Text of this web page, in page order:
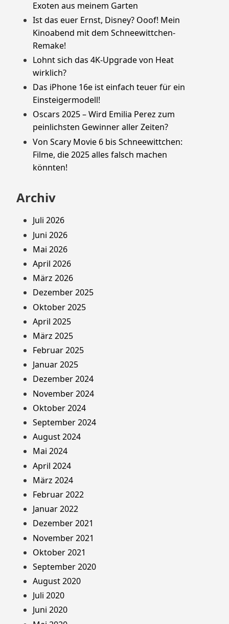
Exoten aus meinem Garten
Ist das euer Ernst, Disney? Ooof! Mein
Kinoabend mit dem Schneewittchen-
Remake!
Lohnt sich das 4K-Upgrade von Heat
wirklich?
Das iPhone 16e ist einfach teuer für ein
Einsteigermodell!
Oscars 2025 – Wird Emilia Perez zum
peinlichsten Gewinner aller Zeiten?
Von Scary Movie 6 bis Schneewittchen:
Filme, die 2025 alles falsch machen
könnten!
Archiv
Juli 2026
Juni 2026
Mai 2026
April 2026
März 2026
Dezember 2025
Oktober 2025
April 2025
März 2025
Februar 2025
Januar 2025
Dezember 2024
November 2024
Oktober 2024
September 2024
August 2024
Mai 2024
April 2024
März 2024
Februar 2022
Januar 2022
Dezember 2021
November 2021
Oktober 2021
September 2020
August 2020
Juli 2020
Juni 2020